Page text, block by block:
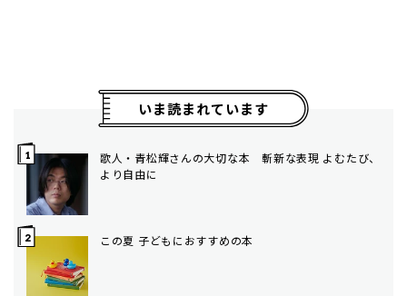
いま読まれています
歌人・青松輝さんの大切な本 斬新な表現 よむたび、
より自由に
この夏 子どもにおすすめの本